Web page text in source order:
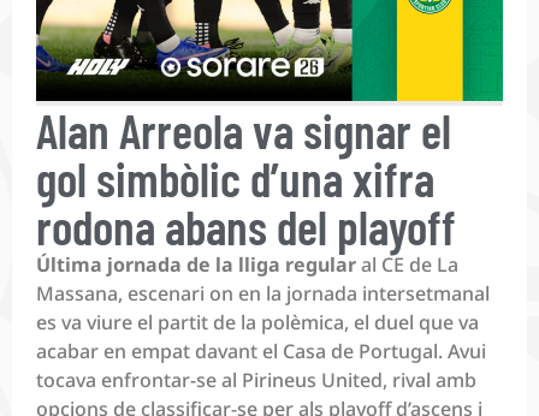
Alan Arreola va signar el
gol simbòlic d’una xifra
rodona abans del playoff
Última jornada de la lliga regularal CE de La
Massana, escenari on en la jornada intersetmanal
es va viure el partit de la polèmica, el duel que va
acabar en empat davant el Casa de Portugal. Avui
tocava enfrontar-se al Pirineus United, rival amb
opcions de classificar-se per als playoff d’ascens i